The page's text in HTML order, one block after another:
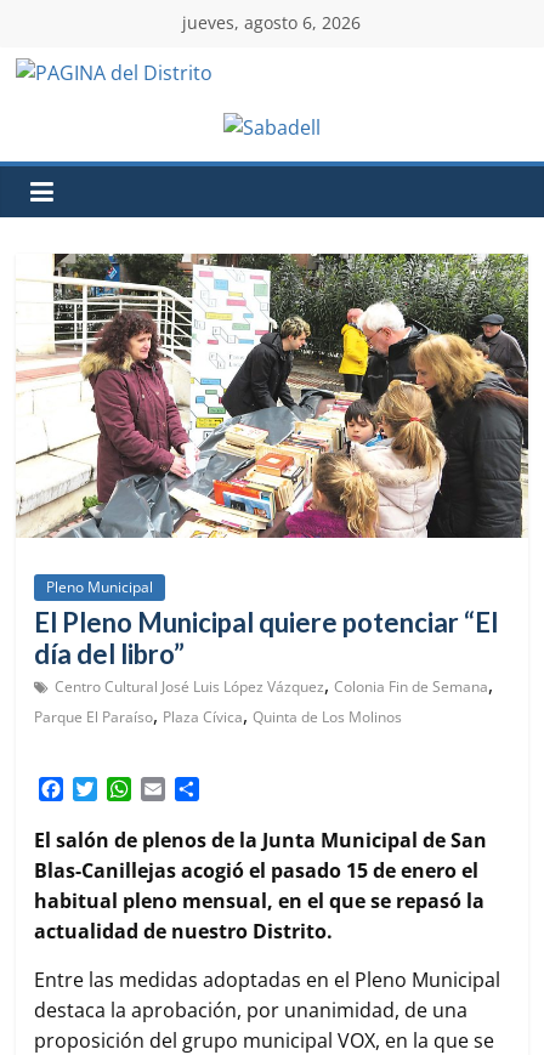
jueves, agosto 6, 2026
Pleno Municipal
El Pleno Municipal quiere potenciar “El
día del libro”
Centro Cultural José Luis López Vázquez,Colonia Fin de Semana,
Parque El Paraíso, Plaza Cívica,Quinta de Los Molinos
c
e
b
o
o
i
t
t
e
r
W
a
t
s
A
p
a
i
l
m
p
a
r
t
r
El salón de plenos de la Junta Municipal de San
Blas-Canillejas acogió el pasado 15 de enero el
habitual pleno mensual, en el que se repasó la
actualidad de nuestro Distrito.
Entre las medidas adoptadas en el Pleno Municipal
destaca la aprobación, por unanimidad, de una
proposición del grupo municipal VOX, en la que se